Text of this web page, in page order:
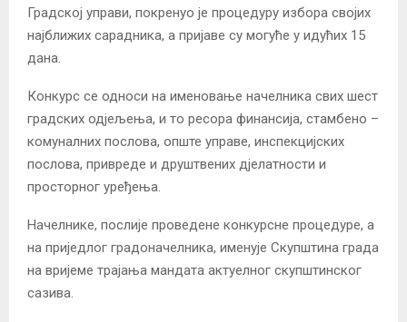
Градској управи, покренуо је процедуру избора својих
најближих сарадника, а пријаве су могуће у идућих 15
дана.
Конкурс се односи на именовање начелника свих шест
градских одјељења, и то ресора финансија, стамбено –
комуналних послова, опште управе, инспекцијских
послова, привреде и друштвених дјелатности и
просторног уређења.
Начелнике, послије проведене конкурсне процедуре, а
на приједлог градоначелника, именује Скупштина града
на вријеме трајања мандата актуелног скупштинског
сазива.